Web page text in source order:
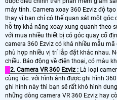
máy tính. Camera xoay 360 Ezviz độ
thay vì bạn chỉ có thể quan sát một góc
hỗ trợ khả năng xoay xung quanh theo
với mua nhiều thiết bị có góc quay cố
camera 360 Ezviz có khá nhiều mẫu
phù hợp nhiều vị trí lắp đặt khác nhau.
chiều. Báo động về điện thoại, có màu
2. Camera VR 360 Ezviz : Là loại
cùng lúc. với hình ảnh được ghi hình
ghi hình này thì bạn sẽ rất khó hình
những dòng camera VR 360 Ezviz hay